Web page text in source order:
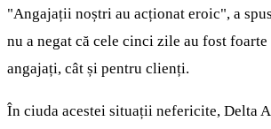
"Angajații noștri au acționat eroic", a
nu a negat că cele cinci zile au fost
angajați, cât și pentru clienți.
În ciuda acestei situații nefericite, Delta